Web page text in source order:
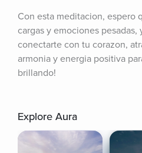
Con esta meditacion, espero
cargas y emociones pesadas,
conectarte con tu corazon,
armonia y energia positiva
brillando!
Explore Aura